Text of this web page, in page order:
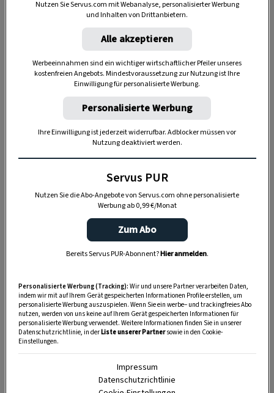
Makrele und hochwertigen Pflanzenölen
Sonnenblumenöl: Für ein gestärktes
Immunsystem
Das sonnengelbe Öl ist eines der beliebtesten
Speiseöle und enthält sowohl einfach als auch
mehrfach ungesättigte Fettsäuren. Die
Linolsäure und die einfach ungesättigte Omega-9-
Fettsäure Ölsäure. Diese fördern das gesunde
Hautbild und sind verantwortlich für ein starkes
Küchentipp:Sonnenblumenöl eignet sich
Temperaturen sowie zum Marinieren von
Barbecue, für verführerische Pastagerichte und
Ragouts.
Leinöl: Für Herz und Köpfchen
Nutzen Sie Servus.com mit Webanalyse, personalisierter Werbung
und Inhalten von Drittanbietern.
Alle akzeptieren
Werbeeinnahmen sind ein wichtiger wirtschaftlicher Pfeiler unseres
kostenfreien Angebots. Mindestvoraussetzung zur Nutzung ist Ihre
Einwilligung für personalisierte Werbung.
Personalisierte Werbung
Ihre Einwilligung ist jederzeit widerrufbar. Adblocker müssen vor
Nutzung deaktiviert werden.
Servus PUR
Nutzen Sie die Abo-Angebote von Servus.com ohne personalisierte
Werbung ab 0,99 €/Monat
Zum Abo
Bereits Servus PUR-Abonnent?Hier anmelden.
Personalisierte Werbung (Tracking): Wir und unsere Partner verarbeiten Daten,
indem wir mit auf Ihrem Gerät gespeicherten Informationen Profile erstellen, um
personalisierte Werbung auszuspielen. Wenn Sie ein werbe– und trackingfreies Abo
nutzen, werden von uns keine auf Ihrem Gerät gespeicherten Informationen für
personalisierte Werbung verwendet. Weitere Informationen finden Sie in unserer
Datenschutzrichtlinie, in derListe unserer Partnersowie in den Cookie-
Einstellungen.
Impressum
Datenschutzrichtlinie